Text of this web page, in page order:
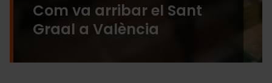
Com va arribar el Sant
Graal a València